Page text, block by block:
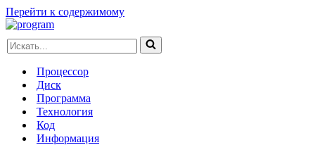
Перейти к содержимому
Искать...
Процессор
Диск
Программа
Технология
Код
Информация